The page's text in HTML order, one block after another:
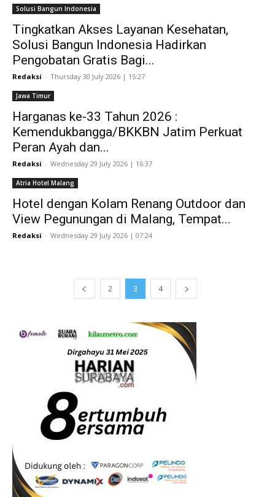
Solusi Bangun Indonesia
Tingkatkan Akses Layanan Kesehatan,
Solusi Bangun Indonesia Hadirkan
Pengobatan Gratis Bagi...
Redaksi - Thursday 30 July 2026 | 15:27
Jawa Timur
Harganas ke-33 Tahun 2026 :
Kemendukbangga/BKKBN Jatim Perkuat
Peran Ayah dan...
Redaksi - Wednesday 29 July 2026 | 16:37
Atria Hotel Malang
Hotel dengan Kolam Renang Outdoor dan
View Pegunungan di Malang, Tempat...
Redaksi - Wednesday 29 July 2026 | 07:24
2 3 4